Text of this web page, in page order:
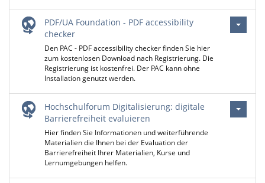
PDF/UA Foundation - PDF accessibility
checker
Den PAC - PDF accessibility checker finden Sie hier
zum kostenlosen Download nach Registrierung. Die
Registrierung ist kostenfrei. Der PAC kann ohne
Installation genutzt werden.
Hochschulforum Digitalisierung: digitale
Barrierefreiheit evaluieren
Hier finden Sie Informationen und weiterführende
Materialien die Ihnen bei der Evaluation der
Barrierefreiheit Ihrer Materialien, Kurse und
Lernumgebungen helfen.